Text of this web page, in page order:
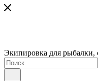
Экипировка для рыбалки,